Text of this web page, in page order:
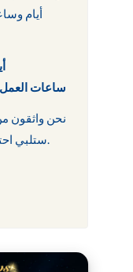
أيام
ساعات
نحن واثقون
ستلبي احتياجاتكم وتوفر لكم الخدمة اللازمة.